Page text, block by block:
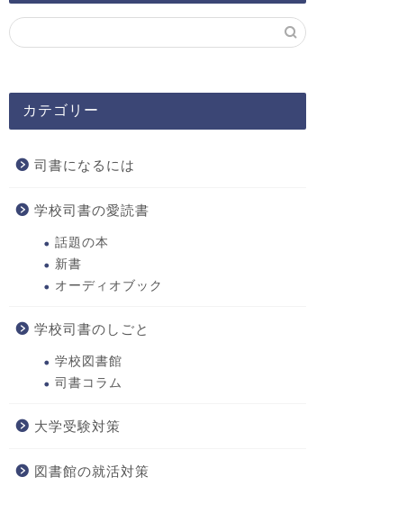
カテゴリー
司書になるには
学校司書の愛読書
話題の本
新書
オーディオブック
学校司書のしごと
学校図書館
司書コラム
大学受験対策
図書館の就活対策